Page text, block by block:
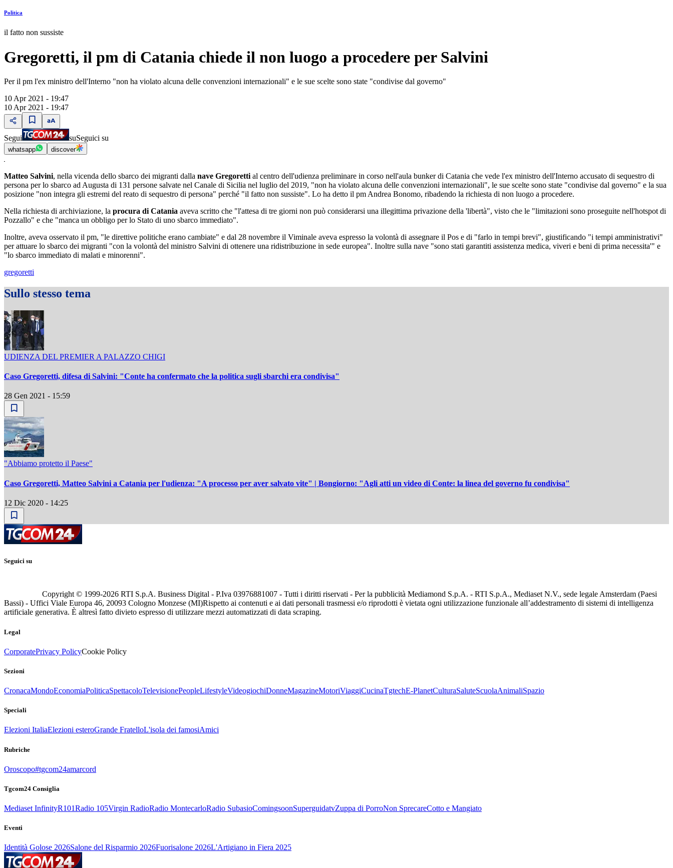
Politica
il fatto non sussiste
Gregoretti, il pm di Catania chiede il non luogo a procedere per Salvini
Per il pm l'ex ministro dell'Interno "non ha violato alcuna delle convenzioni internazionali" e le sue scelte sono state "condivise dal governo"
10 Apr 2021 - 19:47
10 Apr 2021 - 19:47
Segui suSeguici su
whatsapp discover
Matteo Salvini, nella vicenda dello sbarco dei migranti dalla nave Gregoretti al centro dell'udienza preliminare in corso nell'aula bunker di Catania che vede l'ex ministro dell'Interno accusato di sequestro di
persona per lo sbarco ad Augusta di 131 persone salvate nel Canale di Sicilia nel luglio del 2019, "non ha violato alcuna delle convenzioni internazionali", le sue scelte sono state "condivise dal governo" e la sua
posizione "non integra gli estremi del reato di sequestro di persona" perché "il fatto non sussiste". Lo ha detto il pm Andrea Bonomo, ribadendo la richiesta di non luogo a procedere.
Nella richiesta di archiviazione, la procura di Catania aveva scritto che "l'attesa di tre giorni non può considerarsi una illegittima privazione della 'libertà", visto che le "limitazioni sono proseguite nell'hotspot di
Pozzallo" e che "manca un obbligo per lo Stato di uno sbarco immediato".
Inoltre, aveva osservato il pm, "le direttive politiche erano cambiate" e dal 28 novembre il Viminale aveva espresso la volontà di assegnare il Pos e di "farlo in tempi brevi", giustificando "i tempi amministrativi"
per attuare lo sbarco dei migranti "con la volontà del ministro Salvini di ottenere una ridistribuzione in sede europea". Inoltre sulla nave "sono stati garantiti assistenza medica, viveri e beni di prima necessita'" e
"lo sbarco immediato di malati e minorenni".
gregoretti
Sullo stesso tema
UDIENZA DEL PREMIER A PALAZZO CHIGI
Caso Gregoretti, difesa di Salvini: "Conte ha confermato che la politica sugli sbarchi era condivisa"
28 Gen 2021 - 15:59
"Abbiamo protetto il Paese"
Caso Gregoretti, Matteo Salvini a Catania per l'udienza: "A processo per aver salvato vite" | Bongiorno: "Agli atti un video di Conte: la linea del governo fu condivisa"
12 Dic 2020 - 14:25
Seguici su
Copyright © 1999-2026 RTI S.p.A. Business Digital - P.Iva 03976881007 - Tutti i diritti riservati - Per la pubblicità Mediamond S.p.A. - RTI S.p.A., Mediaset N.V., sede legale Amsterdam (Paesi
Bassi) - Uffici Viale Europa 46, 20093 Cologno Monzese (MI)Rispetto ai contenuti e ai dati personali trasmessi e/o riprodotti è vietata ogni utilizzazione funzionale all’addestramento di sistemi di intelligenza
artificiale generativa. È altresì fatto divieto espresso di utilizzare mezzi automatizzati di data scraping.
Legal
CorporatePrivacy PolicyCookie Policy
Sezioni
CronacaMondoEconomiaPoliticaSpettacoloTelevisionePeopleLifestyleVideogiochiDonneMagazineMotoriViaggiCucinaTgtechE-PlanetCulturaSaluteScuolaAnimaliSpazio
Speciali
Elezioni ItaliaElezioni esteroGrande FratelloL'isola dei famosiAmici
Rubriche
Oroscopo#tgcom24amarcord
Tgcom24 Consiglia
Mediaset InfinityR101Radio 105Virgin RadioRadio MontecarloRadio SubasioComingsoonSuperguidatvZuppa di PorroNon SprecareCotto e Mangiato
Eventi
Identità Golose 2026Salone del Risparmio 2026Fuorisalone 2026L'Artigiano in Fiera 2025